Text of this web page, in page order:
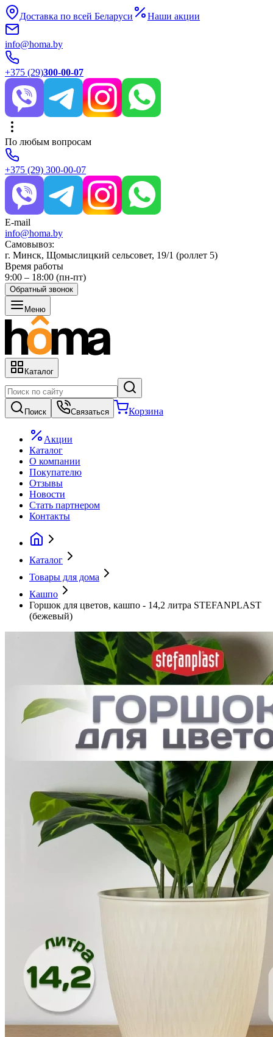
Доставка по всей Беларуси Наши акции
info@homa.by
+375 (29)300-00-07
По любым вопросам
+375 (29) 300-00-07
E-mail
info@homa.by
Самовывоз:
г. Минск, Щомыслицкий сельсовет, 19/1 (роллет 5)
Время работы
9:00 – 18:00 (пн-пт)
Обратный звонок
Меню
Каталог
Поиск Связаться Корзина
Акции
Каталог
О компании
Покупателю
Отзывы
Новости
Стать партнером
Контакты
Каталог
Товары для дома
Кашпо
Горшок для цветов, кашпо - 14,2 литра STEFANPLAST
(бежевый)